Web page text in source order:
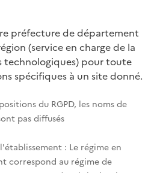
préfecture de département
(service en charge de la
technologiques) pour toute
spécifiques à un site donné.
du RGPD, les noms de
pas diffusés
: Le régime en
correspond au régime de